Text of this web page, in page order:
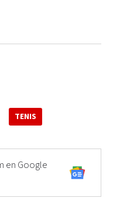
TENIS
en Google